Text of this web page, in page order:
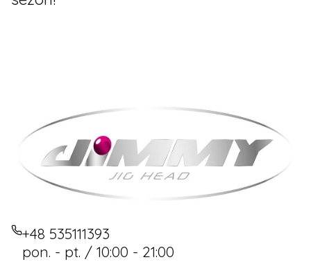
+48 535111393
pon. - pt. / 10:00 - 21:00